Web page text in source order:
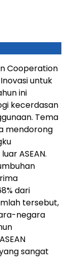
Cooperation
untuk
ini
kecerdasan
Tema
mendorong
ASEAN.
dari
tersebut,
negara
sangat